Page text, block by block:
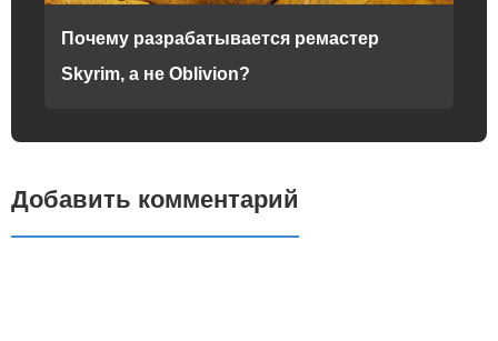
Почему разрабатывается ремастер
Skyrim, а не Oblivion?
Добавить комментарий